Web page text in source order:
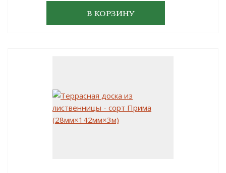
В КОРЗИНУ